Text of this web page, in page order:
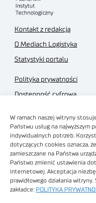
W ramach naszej witryny
Państwu usług na najwyższym
indywidualnych potrzeb.
dotyczących cookies oznacza,
zamieszczane na Państwa
Państwo zmienić ustawienia
internetowej. Akceptacja
prawidłowego działania
zakładce: POLITYKA
Kontakt z redakcją
O Mediach Logistyka
Statystyki portalu
Polityka prywatności
Dostępność cyfrowa
Regulamin sklepu
Obrazy stockowe
autorstwa